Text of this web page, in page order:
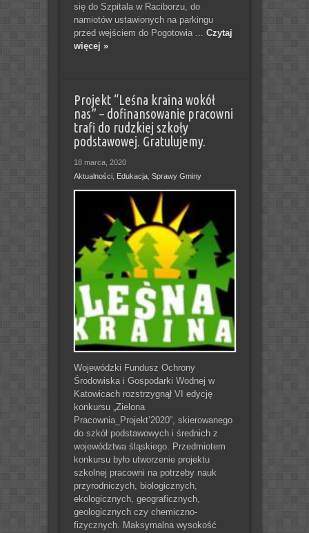
się do Szpitala w Raciborzu, do
namiotów ustawionych na parkingu
przed wejściem do Pogotowia ... Czytaj
więcej »
Projekt “Leśna kraina wokół
nas” – dofinansowanie pracowni
trafi do rudzkiej szkoły
podstawowej. Gratulujemy.
18 marca, 2020
Aktualności, Edukacja, Sprawy Gminy
Wojewódzki Fundusz Ochrony
Środowiska i Gospodarki Wodnej w
Katowicach rozstrzygnął VI edycję
konkursu „Zielona
Pracownia_Projekt’2020”, skierowanego
do szkół podstawowych i średnich z
województwa śląskiego. Przedmiotem
konkursu było utworzenie projektu
szkolnej pracowni na potrzeby nauk
przyrodniczych, biologicznych,
ekologicznych, geograficznych,
geologicznych czy chemiczno-
fizycznych. Maksymalna wysokość